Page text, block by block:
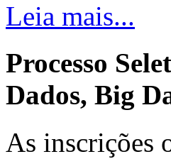
Leia mais...
Processo
Dados, Big
As inscrições